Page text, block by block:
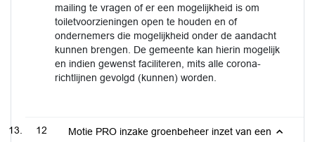
mailing te vragen of er een mogelijkheid is om
toiletvoorzieningen open te houden en of
ondernemers die mogelijkheid onder de aandacht
kunnen brengen. De gemeente kan hierin mogelijk
en indien gewenst faciliteren, mits alle corona-
richtlijnen gevolgd (kunnen) worden.
12
Motie PRO inzake groenbeheer inzet van een